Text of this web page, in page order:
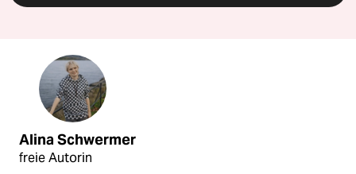
Alina Schwermer
freie Autorin